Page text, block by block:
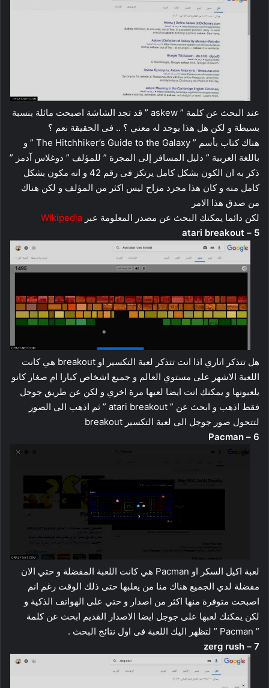
عند البحث عن كلمة ” askew ” قد تجد الشاشة اصبحت مائلة بنسبة
بسيطة و لكن هل هذا يوجد له معني ؟ .. فى الحقيقة نعم ؟
هناك كتاب بأسم ” The Hitchhiker’s Guide to the Galaxy ” و
باللغة العربية ” دليل المسافر إلى المجرة ” للمؤلف ” دوغلاس آدمز ”
ذكر به ان الكون بشكل كامل يرتكز فى رقم 42 و انه مكون بشكل
كامل منه و كان هذا مجرد مزاح ليس اكثر من المؤلف و لكن هناك
من صدق هذا الامر
لكن دائما يمكنك البحث عن مصدر المعلومة عبر Wikipedia
5 – atari breakout
هل تتذكر اتاري اذا انت تتذكر لعبة التكسير او breakout هي كانت
اللعبة الاشهر على مستوي العالم و جميع اشخاص كبارا ام صغار كانو
يلعبونها و يمكنك انت ايضا لعبها مرة اخري و لكن عن طريق جوجل
فقط اذهب و ابحث عن ” atari breakout ” ثم اذهب الى الصور
لتتحول صور جوجل الى لعبة التكسير breakout
6 – Pacman
لعبة اكيل السكر او Pacman هي كانت اللعبة المفضلة و حتي الان
مفضلة لدي الجميع هناك منا من يعلبها حتى ذلك الوقت رغم انم
اصبحت متوفرة منها اكثر من اصدار و حتي على الهواتف الذكية و
لكن يمكنك لعبها على جوجل ايضا الاصدار القديم ابحث عن كلمة
” Pacman ” لتظهر اليك اللعبة فى اول نتائج البحث .
7 – zerg rush